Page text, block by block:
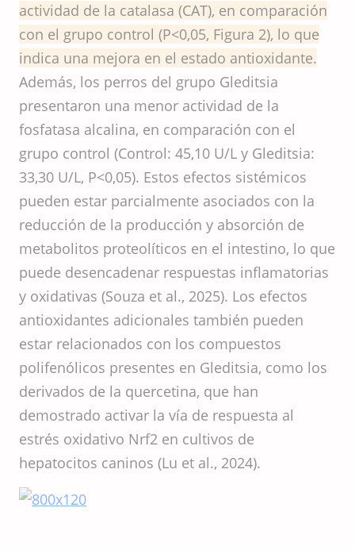
actividad de la catalasa (CAT), en comparación
con el grupo control (P<0,05, Figura 2), lo que
indica una mejora en el estado antioxidante.
Además, los perros del grupo Gleditsia
presentaron una menor actividad de la
fosfatasa alcalina, en comparación con el
grupo control (Control: 45,10 U/L y Gleditsia:
33,30 U/L, P<0,05). Estos efectos sistémicos
pueden estar parcialmente asociados con la
reducción de la producción y absorción de
metabolitos proteolíticos en el intestino, lo que
puede desencadenar respuestas inflamatorias
y oxidativas (Souza et al., 2025). Los efectos
antioxidantes adicionales también pueden
estar relacionados con los compuestos
polifenólicos presentes en Gleditsia, como los
derivados de la quercetina, que han
demostrado activar la vía de respuesta al
estrés oxidativo Nrf2 en cultivos de
hepatocitos caninos (Lu et al., 2024).